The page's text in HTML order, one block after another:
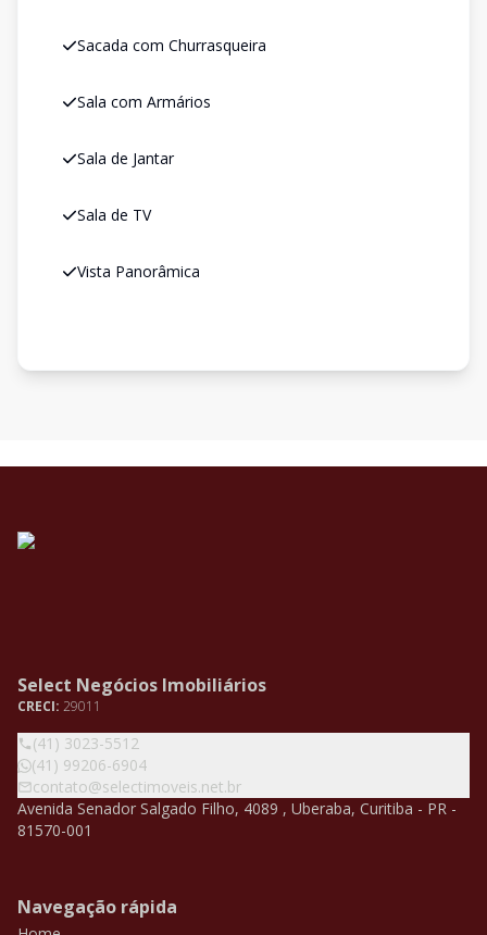
Sacada com Churrasqueira
Sala com Armários
Sala de Jantar
Sala de TV
Vista Panorâmica
Select Negócios Imobiliários
CRECI: 29011
(41) 3023-5512
(41) 99206-6904
contato@selectimoveis.net.br
Avenida Senador Salgado Filho, 4089 , Uberaba, Curitiba - PR -
81570-001
Navegação rápida